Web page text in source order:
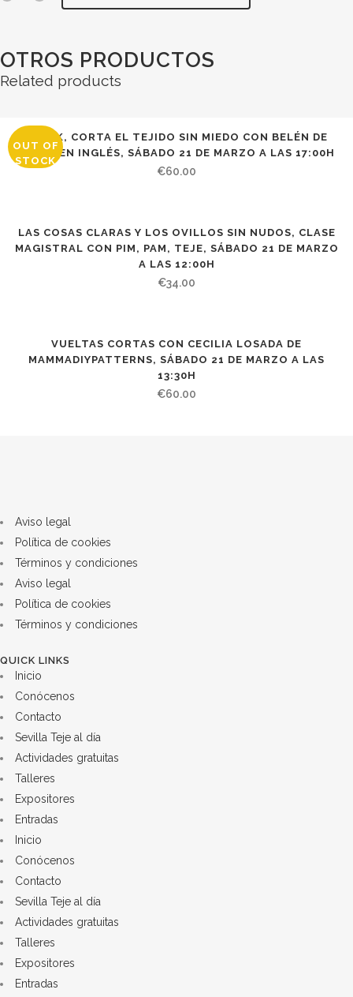
OTROS PRODUCTOS
Related products
OUT OF
STOCK
STEEK, CORTA EL TEJIDO SIN MIEDO CON BELÉN DE
TEJER EN INGLÉS, SÁBADO 21 DE MARZO A LAS 17:00H
€60.00
LAS COSAS CLARAS Y LOS OVILLOS SIN NUDOS, CLASE
MAGISTRAL CON PIM, PAM, TEJE, SÁBADO 21 DE MARZO
A LAS 12:00H
€34.00
VUELTAS CORTAS CON CECILIA LOSADA DE
MAMMADIYPATTERNS, SÁBADO 21 DE MARZO A LAS
13:30H
€60.00
Aviso legal
Política de cookies
Términos y condiciones
Aviso legal
Política de cookies
Términos y condiciones
QUICK LINKS
Inicio
Conócenos
Contacto
Sevilla Teje al día
Actividades gratuitas
Talleres
Expositores
Entradas
Inicio
Conócenos
Contacto
Sevilla Teje al día
Actividades gratuitas
Talleres
Expositores
Entradas